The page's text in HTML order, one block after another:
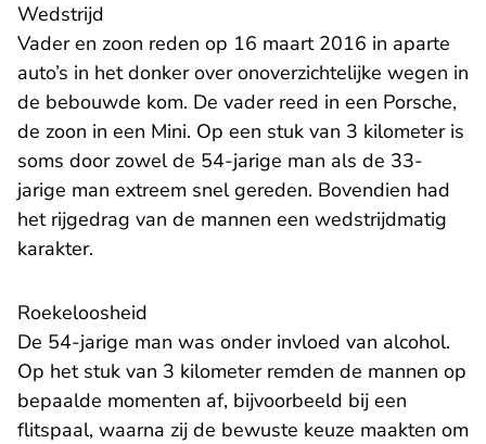
Wedstrijd
Vader en zoon reden op 16 maart 2016 in aparte
auto’s in het donker over onoverzichtelijke wegen in
de bebouwde kom. De vader reed in een Porsche,
de zoon in een Mini. Op een stuk van 3 kilometer is
soms door zowel de 54-jarige man als de 33-
jarige man extreem snel gereden. Bovendien had
het rijgedrag van de mannen een wedstrijdmatig
karakter.
Roekeloosheid
De 54-jarige man was onder invloed van alcohol.
Op het stuk van 3 kilometer remden de mannen op
bepaalde momenten af, bijvoorbeeld bij een
flitspaal, waarna zij de bewuste keuze maakten om